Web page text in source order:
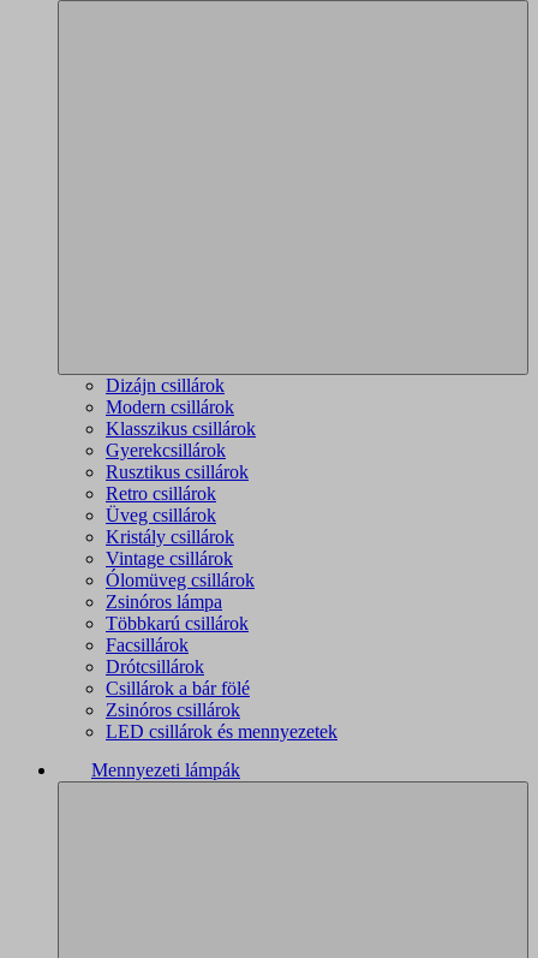
Dizájn csillárok
Modern csillárok
Klasszikus csillárok
Gyerekcsillárok
Rusztikus csillárok
Retro csillárok
Üveg csillárok
Kristály csillárok
Vintage csillárok
Ólomüveg csillárok
Zsinóros lámpa
Többkarú csillárok
Facsillárok
Drótcsillárok
Csillárok a bár fölé
Zsinóros csillárok
LED csillárok és mennyezetek
Mennyezeti lámpák